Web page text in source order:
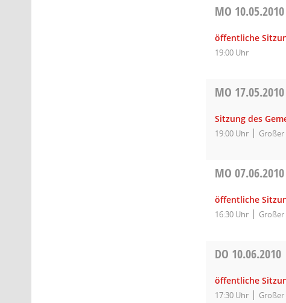
MO 10.05.2010
öffentliche
19:00 Uhr
MO 17.05.2010
Sitzung des
19:00 Uhr Großer
MO07.06.2010
öffentliche
16:30 Uhr Großer
DO 10.06.2010
öffentliche
17:30 Uhr Großer